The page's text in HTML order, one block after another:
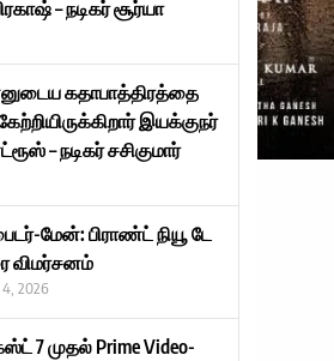
– நடிகர் சூர்யா
கதாபாத்திரத்தை
இயக்குநர்
– நடிகர் சசிகுமார்
மேன்: பிராண்ட் நியூ டே
விமர்சனம்
2026
7 முதல் Prime Video-